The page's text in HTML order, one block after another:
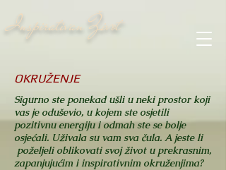
Inspirativan Život
OKRUŽENJE
Sigurno ste ponekad ušli u neki prostor koji
vas je oduševio, u kojem ste osjetili
pozitivnu energiju i odmah ste se bolje
osjećali. Uživala su vam sva čula. A jeste li
poželjeli oblikovati svoj život u prekrasnim,
zapanjujućim i inspirativnim okruženjima?